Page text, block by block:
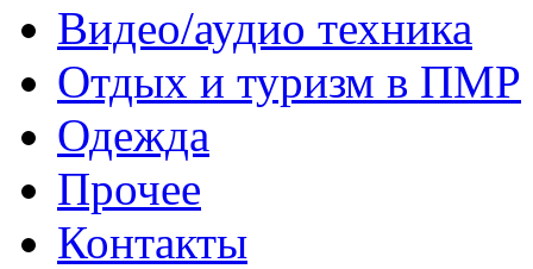
Видео/аудио техника
Отдых и туризм в ПМР
Одежда
Прочее
Контакты